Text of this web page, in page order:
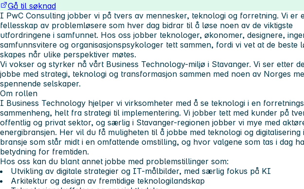
Gå til søknad
I PwC Consulting jobber vi på tvers av mennesker, teknologi og forretning. Vi er
fellesskap av problemløsere som hver dag bidrar til å løse noen av de viktigste
utfordringene i samfunnet. Hos oss jobber teknologer, økonomer, designere,
samfunnsvitere og organisasjonspsykologer tett sammen, fordi vi vet at de beste
skapes når ulike perspektiver møtes.
Vi vokser og styrker nå vårt Business Technology-miljø i Stavanger. Vi ser etter
jobbe med strategi, teknologi og transformasjon sammen med noen av Norges
spennende selskaper.
Om rollen
I Business Technology hjelper vi virksomheter med å se teknologi i en
sammenheng, helt fra strategi til implementering. Vi jobber tett med kunder på
offentlig og privat sektor, og særlig i Stavanger-regionen jobber vi mye med
energibransjen. Her vil du få muligheten til å jobbe med teknologi og digitalisering
bransje som står midt i en omfattende omstilling, og hvor valgene som tas i dag
betydning for fremtiden.
Hos oss kan du blant annet jobbe med problemstillinger som:
Utvikling av digitale strategier og IT-målbilder, med særlig fokus på KI
Arkitektur og design av fremtidige teknologilandskap